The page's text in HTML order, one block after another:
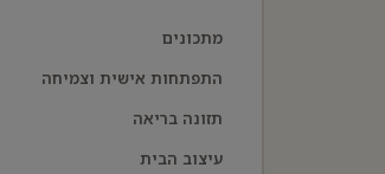
מתכונים
התפתחות אישית וצמיחה
תזונה בריאה
עיצוב הבית